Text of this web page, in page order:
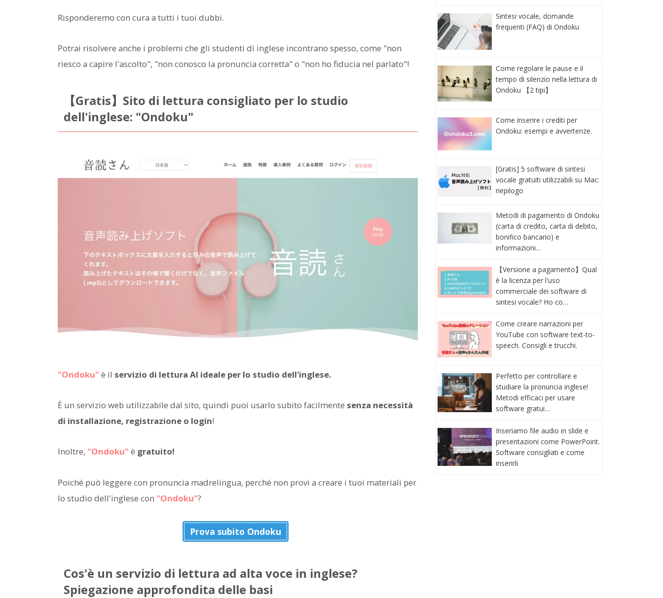
Risponderemo con cura a tutti i tuoi dubbi.
Potrai risolvere anche i problemi che gli studenti di inglese incontrano spesso, come "non
riesco a capire l'ascolto", "non conosco la pronuncia corretta" o "non ho fiducia nel parlato"!
【Gratis】Sito di lettura consigliato per lo studio
dell'inglese: "Ondoku"
"Ondoku" è il servizio di lettura AI ideale per lo studio dell'inglese.
È un servizio web utilizzabile dal sito, quindi puoi usarlo subito facilmente senza necessità
di installazione, registrazione o login!
Inoltre, "Ondoku" è gratuito!
Poiché può leggere con pronuncia madrelingua, perché non provi a creare i tuoi materiali per
lo studio dell'inglese con "Ondoku"?
Prova subito Ondoku
Cos'è un servizio di lettura ad alta voce in inglese?
Spiegazione approfondita delle basi
Sintesi vocale, domande
frequenti (FAQ) di Ondoku
Come regolare le pause e il
tempo di silenzio nella lettura di
Ondoku 【2 tipi】
Come inserire i crediti per
Ondoku: esempi e avvertenze.
[Gratis] 5 software di sintesi
vocale gratuiti utilizzabili su Mac:
riepilogo
Metodi di pagamento di Ondoku
(carta di credito, carta di debito,
bonifico bancario) e
informazioni…
【Versione a pagamento】Qual
è la licenza per l'uso
commerciale dei software di
sintesi vocale? Ho co…
Come creare narrazioni per
YouTube con software text-to-
speech. Consigli e trucchi.
Perfetto per controllare e
studiare la pronuncia inglese!
Metodi efficaci per usare
software gratui…
Inseriamo file audio in slide e
presentazioni come PowerPoint.
Software consigliati e come
inserirli